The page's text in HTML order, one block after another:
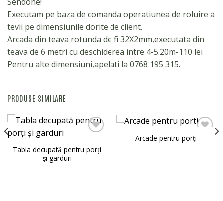
Executam pe baza de comanda operatiunea de roluire a
tevii pe dimensiunile dorite de client.
Arcada din teava rotunda de fi 32X2mm,executata din
teava de 6 metri cu deschiderea intre 4-5.20m-110 lei
Pentru alte dimensiuni,apelati la 0768 195 315.
PRODUSE SIMILARE
Adaugă
Tabla decupată pentru porți
și garduri
Arcade pentru porți